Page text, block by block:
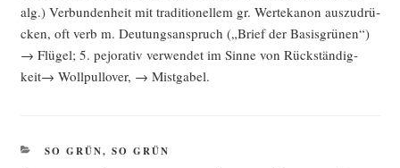
alg.) Ver­bun­den­heit mit tra­di­tio­nel­lem gr. Wer­te­ka­non aus­zu­drü­
cken, oft verb m. Deu­tungs­an­spruch („Brief der Basis­grü­nen“)
→ Flü­gel; 5. pejo­ra­tiv ver­wen­det im Sin­ne von Rück­stän­dig­
keit→ Woll­pull­over, → Mistgabel.
KATEGORIEN
SO GRÜN, SO GRÜN